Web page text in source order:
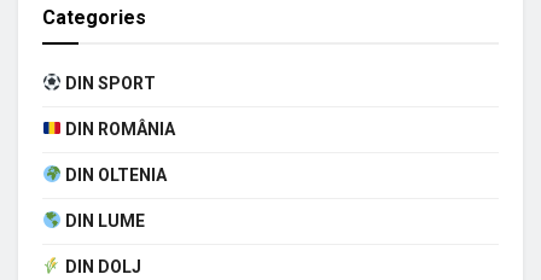
Categories
DIN SPORT
DIN ROMÂNIA
DIN OLTENIA
DIN LUME
DIN DOLJ